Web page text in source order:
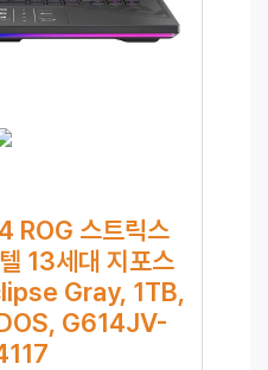
ROG 스트릭스
13세대 지포스
Gray, 1TB,
G614JV-